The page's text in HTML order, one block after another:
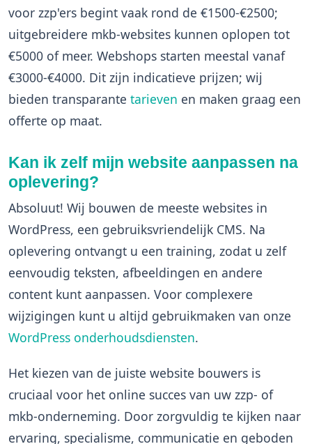
voor zzp'ers begint vaak rond de €1500-€2500;
uitgebreidere mkb-websites kunnen oplopen tot
€5000 of meer. Webshops starten meestal vanaf
€3000-€4000. Dit zijn indicatieve prijzen; wij
bieden transparante tarieven en maken graag een
offerte op maat.
Kan ik zelf mijn website aanpassen na
oplevering?
Absoluut! Wij bouwen de meeste websites in
WordPress, een gebruiksvriendelijk CMS. Na
oplevering ontvangt u een training, zodat u zelf
eenvoudig teksten, afbeeldingen en andere
content kunt aanpassen. Voor complexere
wijzigingen kunt u altijd gebruikmaken van onze
WordPress onderhoudsdiensten.
Het kiezen van de juiste website bouwers is
cruciaal voor het online succes van uw zzp- of
mkb-onderneming. Door zorgvuldig te kijken naar
ervaring, specialisme, communicatie en geboden